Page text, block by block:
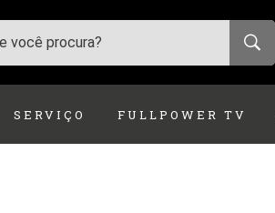
SERVIÇO FULLPOWER TV